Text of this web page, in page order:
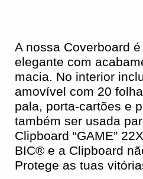
A nossa Coverboard
elegante com
macia. No interior
amovível com 20
pala, porta-cartões e
também ser usada
Clipboard “GAME”
BIC®️ e a Clipboard
Protege as tuas